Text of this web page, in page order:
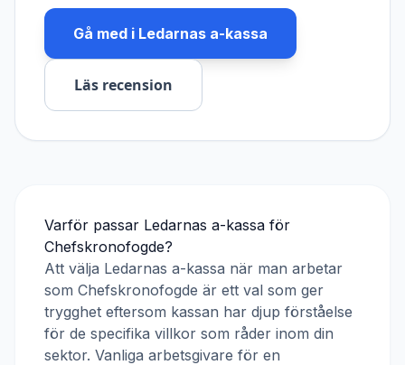
Gå med i Ledarnas a-kassa
Läs recension
Varför passar Ledarnas a-kassa för
Chefskronofogde?
Att välja Ledarnas a-kassa när man arbetar
som Chefskronofogde är ett val som ger
trygghet eftersom kassan har djup förståelse
för de specifika villkor som råder inom din
sektor. Vanliga arbetsgivare för en